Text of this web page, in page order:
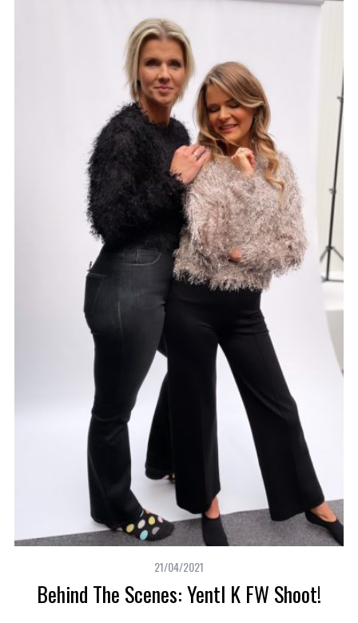
21/04/2021
Behind The Scenes: Yentl K FW Shoot!